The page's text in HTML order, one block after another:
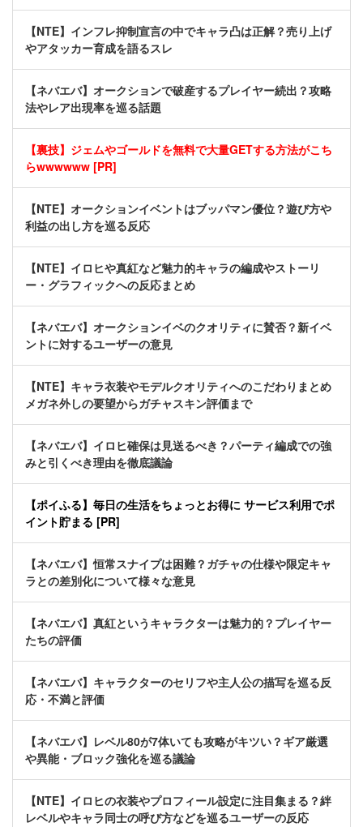
【NTE】インフレ抑制宣言の中でキャラ凸は正解？売り上げ
やアタッカー育成を語るスレ
【ネバエバ】オークションで破産するプレイヤー続出？攻略
法やレア出現率を巡る話題
【裏技】ジェムやゴールドを無料で大量GETする方法がこち
らwwwwww [PR]
【NTE】オークションイベントはブッパマン優位？遊び方や
利益の出し方を巡る反応
【NTE】イロヒや真紅など魅力的キャラの編成やストーリ
ー・グラフィックへの反応まとめ
【ネバエバ】オークションイベのクオリティに賛否？新イベ
ントに対するユーザーの意見
【NTE】キャラ衣装やモデルクオリティへのこだわりまとめ
メガネ外しの要望からガチャスキン評価まで
【ネバエバ】イロヒ確保は見送るべき？パーティ編成での強
みと引くべき理由を徹底議論
【ポイふる】毎日の生活をちょっとお得に サービス利用でポ
イント貯まる [PR]
【ネバエバ】恒常スナイプは困難？ガチャの仕様や限定キャ
ラとの差別化について様々な意見
【ネバエバ】真紅というキャラクターは魅力的？プレイヤー
たちの評価
【ネバエバ】キャラクターのセリフや主人公の描写を巡る反
応・不満と評価
【ネバエバ】レベル80が7体いても攻略がキツい？ギア厳選
や異能・ブロック強化を巡る議論
【NTE】イロヒの衣装やプロフィール設定に注目集まる？絆
レベルやキャラ同士の呼び方などを巡るユーザーの反応